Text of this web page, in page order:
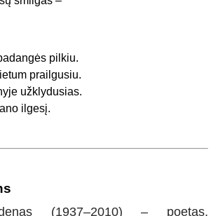
pilkiu.
prailgusiu.
užklydusias.
ilgesį.
(1937–2010) – poetas,